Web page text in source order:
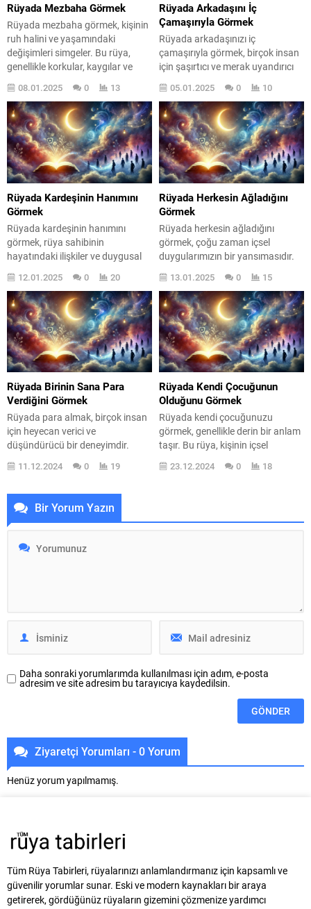
Rüyada Mezbaha Görmek
Rüyada mezbaha görmek, kişinin
ruh halini ve yaşamındaki
değişimleri simgeler. Bu rüya,
genellikle korkular, kaygılar ve
dönüşüm süreçleri ile
ilişkilendirilir. Rüyaların anlamı,
kişisel deneyimlere göre değişiklik
gösterebilir. Peki, rüyada
mezbaha görmek ne anlama
geliyor? İşte bu rüyanın derin
anlamlarına bir göz atalım.
Rüyada mezbaha görmek,
genellikle kişinin içsel
çatışmalarını ve...
08.01.2025 0 13
Rüyada Arkadaşını İç
Çamaşırıyla Görmek
Rüyada arkadaşınızı iç
çamaşırıyla görmek, birçok insan
için şaşırtıcı ve merak uyandırıcı
bir deneyimdir. Bu tür rüyalar,
genellikle bilinçaltımızda gizli
kalmış duyguların ve düşüncelerin
bir yansımasıdır. Peki, bu rüya
neden bu kadar ilginç? Belki de
arkadaşlık ilişkilerimizdeki derin
bağları ve mahremiyet kavramını
sorgulamamıza neden olduğu
içindir. Rüyalar, sadece gece
uyku...
05.01.2025 0 10
Rüyada Kardeşinin Hanımını
Görmek
Rüyada kardeşinin hanımını
görmek, rüya sahibinin
hayatındaki ilişkiler ve duygusal
durumlar hakkında önemli ipuçları
taşır. Bu rüya, genellikle kişinin
içsel çatışmalarını ve çevresindeki
insanlarla olan dinamiklerini
yansıtır. Düşünsenize, rüyalar
bazen bir ayna gibidir; iç
dünyamızdaki karmaşayı dışarı
yansıtır. Kardeşinizin eşini
görmek, belki de aile içindeki
ilişkilerinize veya sosyal
çevrenizdeki etkileşimlerinize...
12.01.2025 0 20
Rüyada Herkesin Ağladığını
Görmek
Rüyada herkesin ağladığını
görmek, çoğu zaman içsel
duygularımızın bir yansımasıdır.
Bu tür rüyalar, kişinin ruh halini ve
psikolojik durumunu
derinlemesine sorgulamasına
neden olabilir. Peki, bu rüyaların
ardında yatan gerçekler neler?
Rüyalar, bilinçaltımızın kapılarını
aralayan birer anahtar gibidir.
Herkesin ağladığını görmek, belki
de kendi duygusal yüklerimizi ve
streslerimizi dışa vurmanın bir...
13.01.2025 0 15
Rüyada Birinin Sana Para
Verdiğini Görmek
Rüyada para almak, birçok insan
için heyecan verici ve
düşündürücü bir deneyimdir.
Ancak, bu rüyanın arkasındaki
anlamları anlamak, rüya sahibinin
daha iyi kavramasına yardımcı
olabilir. Rüyada birinin sana para
vermesi, genellikle şans, fırsat ve
destek ile ilişkilendirilir. Bu tür
rüyalar, kişinin hayatında
11.12.2024 0 19
Rüyada Kendi Çocuğunun
Olduğunu Görmek
Rüyada kendi çocuğunuzu
görmek, genellikle derin bir anlam
taşır. Bu rüya, kişinin içsel
duygularının, hayallerinin ve
yaşamındaki dönüşümlerin bir
23.12.2024 0 18
Bir Yorum Yazın
Daha sonraki yorumlarımda kullanılması için adım, e-posta
adresim ve site adresim bu tarayıcıya kaydedilsin.
Ziyaretçi Yorumları - 0 Yorum
Henüz yorum yapılmamış.
Tüm Rüya Tabirleri, rüyalarınızı anlamlandırmanız için kapsamlı ve
güvenilir yorumlar sunar. Eski ve modern kaynakları bir araya
getirerek, gördüğünüz rüyaların gizemini çözmenize yardımcı